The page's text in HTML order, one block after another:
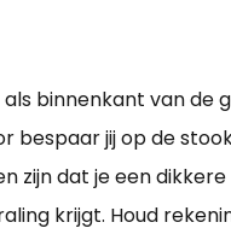
binnenkant van de
jij op de
zijn dat je een
krijgt. Houd